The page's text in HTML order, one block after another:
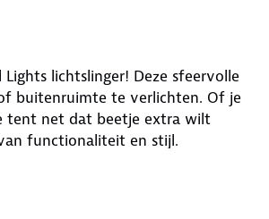
lichtslinger! Deze sfeervolle
buitenruimte te verlichten. Of je
tent net dat beetje extra wilt
functionaliteit en stijl.